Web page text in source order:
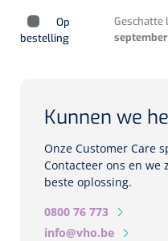
Fundus Cameras
Spleetlampen
Opties
Spleetlamp
Op
bestelling
Kunnen we
Onze Customer Care
Contacteer ons en we
beste oplossing.
0800 76 773
info@vho.be